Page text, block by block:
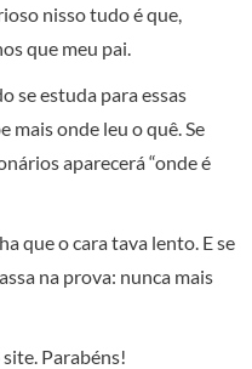
nisso tudo é que,
que meu pai.
se estuda para essas
mais onde leu o quê. Se
aparecerá “onde é
que o cara tava lento. E se
na prova: nunca mais
Parabéns!